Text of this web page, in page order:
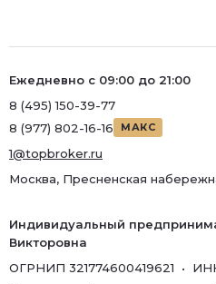
Район
Метро
Метро
Ежедневно с 09:00 до 21:00
8 (495) 150-39-77
8 (977) 802-16-16
МАКС
1@topbroker.ru
Москва, Пресненская
Индивидуальный
Викторовна
ОГРНИП 321774600419621 •